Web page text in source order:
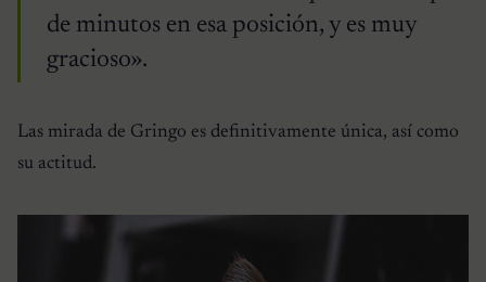
de minutos en esa posición, y es muy
gracioso».
Las mirada de Gringo es definitivamente única, así como
su actitud.